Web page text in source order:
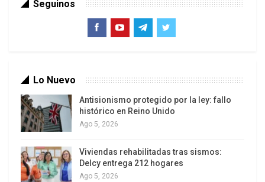
España, correspondientes al acumulado hasta
marzo, las entidades financieras españolas ya
subir las comisiones a los clientes.
Por ejemplo, se elevaron una media del 11% las
comisiones por la emisión de una tarjeta de
mientras que las comisiones por «mantenimiento
de cuenta» subían un 22%.
Seguinos
Lo Nuevo
Antisionismo protegido por la ley: fallo
histórico en Reino Unido
Ago 5, 2026
Viviendas rehabilitadas tras sismos:
Delcy entrega 212 hogares
Ago 5, 2026